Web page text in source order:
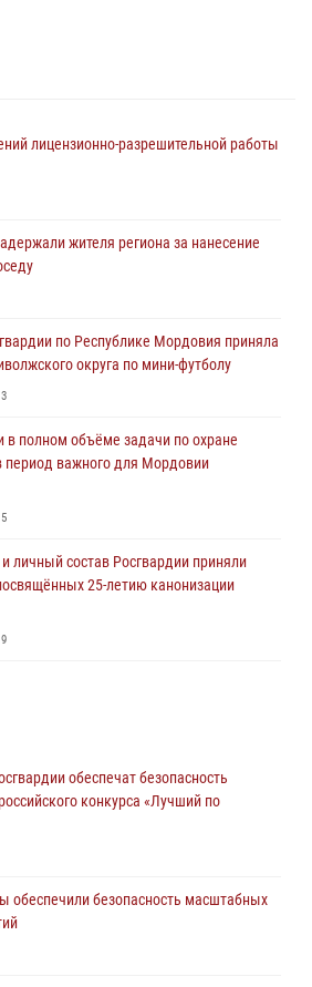
лицензионно-разрешительной работы
жителя региона за нанесение
по Республике Мордовия приняла
округа по мини-футболу
3
полном объёме задачи по охране
период важного для Мордовии
5
личный состав Росгвардии приняли
25-летию канонизации
9
правоохранители отреагировали
телесных повреждений супруге
обеспечат безопасность
конкурса «Лучший по
обеспечили безопасность масштабных